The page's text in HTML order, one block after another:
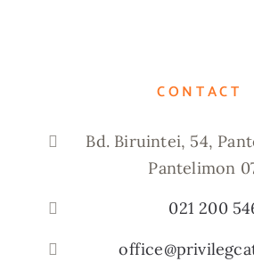
CONTACT
Bd. Biruintei, 54,
Pantelimon
021 200